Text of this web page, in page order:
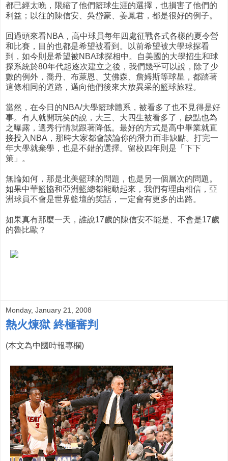
都已經太晚，限縮了他們籃球生涯的選擇，也損害了他們的
利益；以往的陳信安、吳岱豪、姜鳳君，都是很好的例子。
回過頭來看NBA，高中球員每年四處征戰各式各樣的夏令營
和比賽，目的也都是希望被看到。以前希望被大學球探看
到，如今則是希望被NBA球探相中。自美國的大學招生和球
探系統於80年代起逐次建立之後，我們幾乎可以說，除了少
數的例外，喬丹、布萊恩、艾佛森、詹姆斯等球星，都踏著
這條相同的道路，邁向他們後來大放異采的籃球旅程。
當然，在今日的NBA/大學籃球體系，被看多了也不見得是好
事。有人就開玩笑的說，大三、大四生被看多了，缺點也為
之曝露，選秀行情就跟著降低。最好的方式是高中畢業就直
接投入NBA，那時大家都會談論你的潛力而非缺點。打完一
年大學就棄學，也是不錯的選擇。留校四年則是「下下
策」。
無論如何，那是北美籃球的問題，也是另一個層次的問題。
如果中華籃協和亞洲籃總都能動起來，我們有理由相信，亞
洲球員不會是世界籃壇的笑話，一定會有更多的出路。
如果真有那麼一天，誰說17歲的陳信安不能是、不會是17歲
的魯比歐？
Monday, January 21, 2008
熱火煉獄 終極審判
(本文為中國時報專欄)